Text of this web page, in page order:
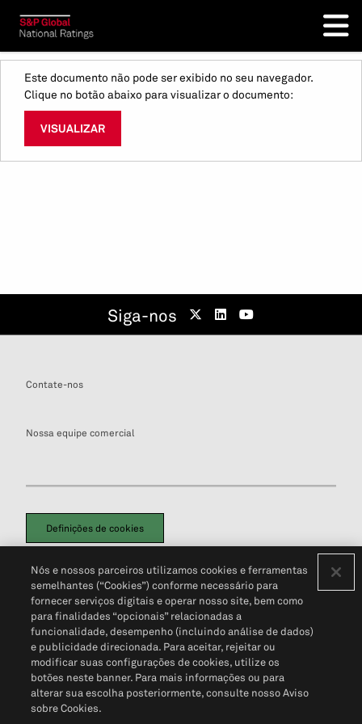
Este documento não pode ser exibido no seu navegador.
Clique no botão abaixo para visualizar o documento:
VISUALIZAR
Siga-nos
Contate-nos
Nossa equipe comercial
Definições de cookies
Política de PrivacidadePortal de privacidade do cliente (em inglês)
Não Venda Minhas Informações Pessoais© 2026 S&P Global
Nós e nossos parceiros utilizamos cookies e ferramentas
semelhantes (“Cookies”) conforme necessário para
fornecer serviços digitais e operar nosso site, bem como
para finalidades “opcionais” relacionadas a
funcionalidade, desempenho (incluindo análise de dados)
e publicidade direcionada. Para aceitar, rejeitar ou
modificar suas configurações de cookies, utilize os
botões neste banner. Para mais informações ou para
alterar sua escolha posteriormente, consulte nosso Aviso
sobre Cookies.